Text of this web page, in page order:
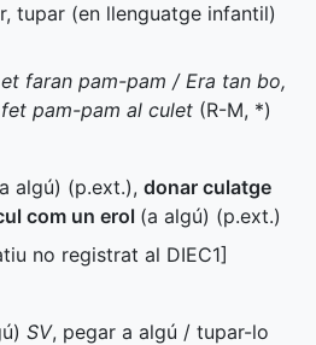
tupar (en llenguatge infantil)
faran pam-pam / Era tan bo,
pam-pam al culet (R-M, *)
algú) (p.ext.), donar culatge
com un erol (a algú) (p.ext.)
no registrat al DIEC1]
SV, pegar a algú / tupar-lo